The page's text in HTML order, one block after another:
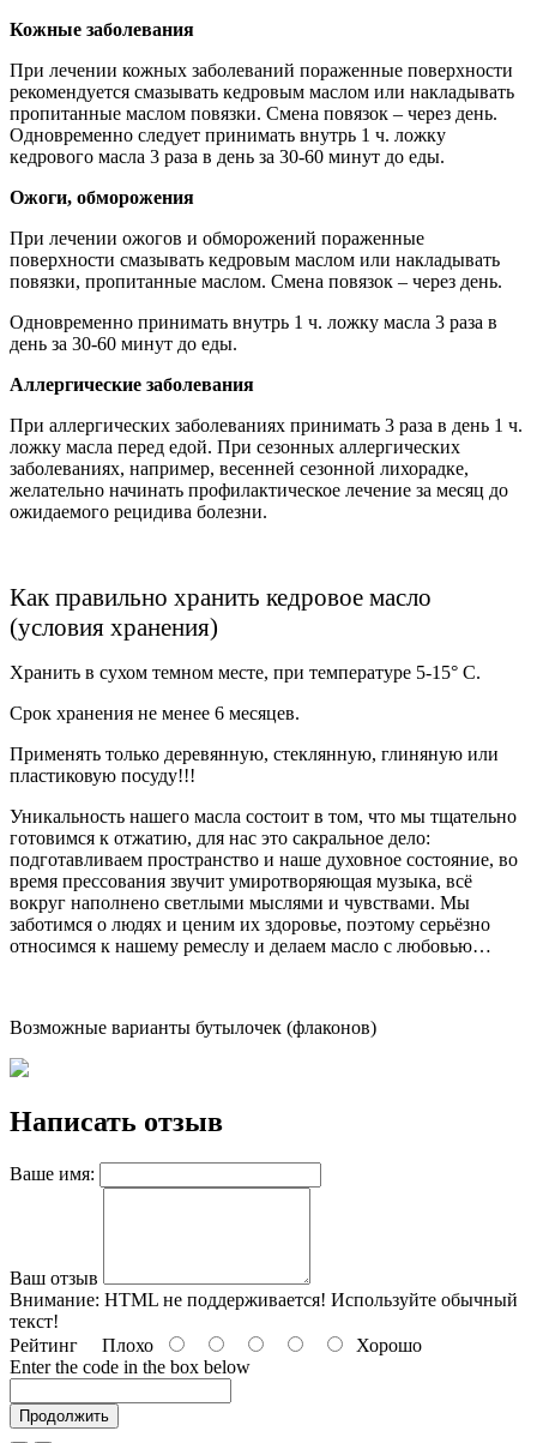
Кожные заболевания
При лечении кожных заболеваний пораженные поверхности
рекомендуется смазывать кедровым маслом или накладывать
пропитанные маслом повязки. Смена повязок – через день.
Одновременно следует принимать внутрь 1 ч. ложку
кедрового масла 3 раза в день за 30-60 минут до еды.
Ожоги, обморожения
При лечении ожогов и обморожений пораженные
поверхности смазывать кедровым маслом или накладывать
повязки, пропитанные маслом. Смена повязок – через день.
Одновременно принимать внутрь 1 ч. ложку масла 3 раза в
день за 30-60 минут до еды.
Аллергические заболевания
При аллергических заболеваниях принимать 3 раза в день 1 ч.
ложку масла перед едой. При сезонных аллергических
заболеваниях, например, весенней сезонной лихорадке,
желательно начинать профилактическое лечение за месяц до
ожидаемого рецидива болезни.
Как правильно хранить кедровое масло
(условия хранения)
Хранить в сухом темном месте, при температуре 5-15° C.
Срок хранения не менее 6 месяцев.
Применять только деревянную, стеклянную, глиняную или
пластиковую посуду!!!
Уникальность нашего масла состоит в том, что мы тщательно
готовимся к отжатию, для нас это сакральное дело:
подготавливаем пространство и наше духовное состояние, во
время прессования звучит умиротворяющая музыка, всё
вокруг наполнено светлыми мыслями и чувствами. Мы
заботимся о людях и ценим их здоровье, поэтому серьёзно
относимся к нашему ремеслу и делаем масло с любовью…
Возможные варианты бутылочек (флаконов)
Написать отзыв
Ваше имя:
Ваш отзыв
Внимание: HTML не поддерживается! Используйте обычный
текст!
Рейтинг Плохо
Хорошо
Enter the code in the box below
Продолжить